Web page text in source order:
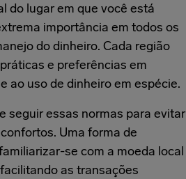
do lugar em que você está
importância em todos os
do dinheiro. Cada região
e preferências em
ao uso de dinheiro em espécie.
seguir essas normas para evitar
Uma forma de
se com a moeda local
as transações